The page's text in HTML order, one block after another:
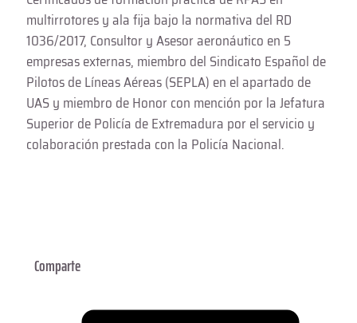
multirrotores y ala fija bajo la normativa del RD
1036/2017, Consultor y Asesor aeronáutico en 5
empresas externas, miembro del Sindicato Español de
Pilotos de Líneas Aéreas (SEPLA) en el apartado de
UAS y miembro de Honor con mención por la Jefatura
Superior de Policía de Extremadura por el servicio y
colaboración prestada con la Policía Nacional.
Comparte